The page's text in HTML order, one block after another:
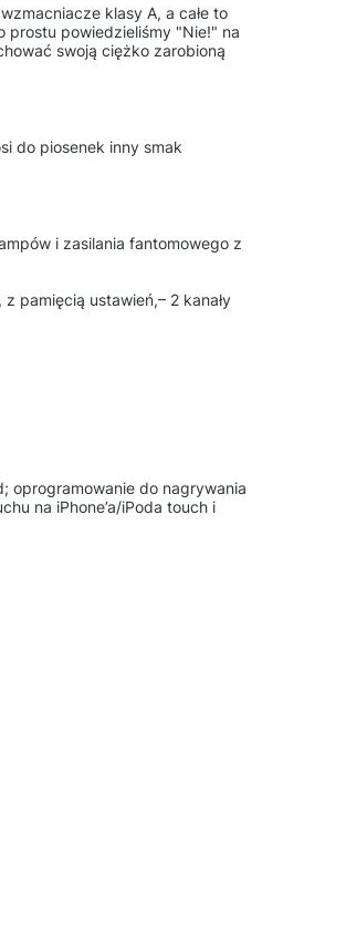
klasy A, a całe to
prostu powiedzieliśmy "Nie!" na
swoją ciężko zarobioną
do piosenek inny smak
i zasilania fantomowego z
pamięcią ustawień,– 2 kanały
oprogramowanie do nagrywania
na iPhone’a/iPoda touch i